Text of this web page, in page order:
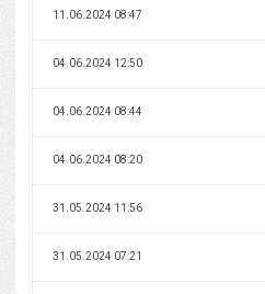
11.06.2024 08:47
04.06.2024 12:50
04.06.2024 08:44
04.06.2024 08:20
31.05.2024 11:56
31.05.2024 07:21